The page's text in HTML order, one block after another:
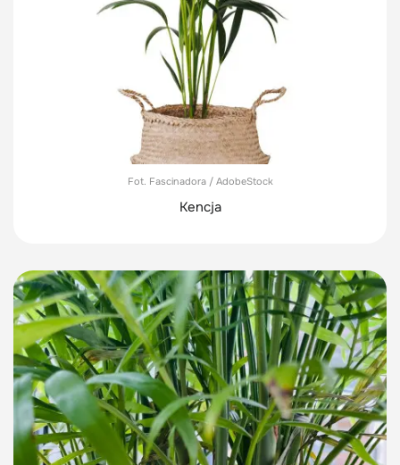
Fot. Fascinadora / AdobeStock
Kencja